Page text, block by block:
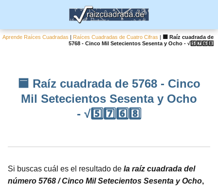
Aprende Raíces Cuadradas | Raíces Cuadradas de Cuatro Cifras |
🟦 Raíz cuadrada de
5768 - Cinco Mil Setecientos Sesenta y Ocho - √5️⃣7️⃣6️⃣8️⃣
🟦 Raíz cuadrada de 5768 - Cinco
Mil Setecientos Sesenta y Ocho
- √5️⃣7️⃣6️⃣8️⃣
Si buscas cuál es el resultado de la raíz cuadrada del
número 5768 / Cinco Mil Setecientos Sesenta y Ocho,